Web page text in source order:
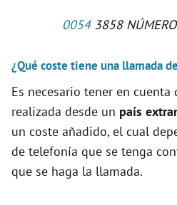
00543858 NÚMERO
¿Qué coste tiene una llamada
Es necesario tener en
realizada desde un país
un coste añadido, el cual
de telefonía que se tenga
que se haga la llamada.